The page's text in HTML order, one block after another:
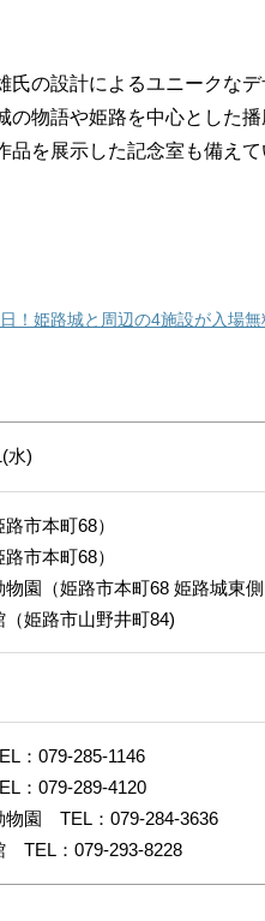
の設計によるユニークな
物語や姫路を中心とした
を展示した記念室も備えて
！姫路城と周辺の4施設が入場無
水)
市本町68）
市本町68）
園（姫路市本町68 姫路城東側
（姫路市山野井町84)
：079-285-1146
：079-289-4120
物園 TEL：079-284-3636
TEL：079-293-8228